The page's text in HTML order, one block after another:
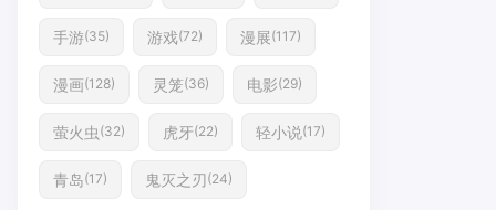
手游(35) 游戏(72) 漫展(117)
漫画(128) 灵笼(36) 电影(29)
萤火虫 (32) 虎牙(22) 轻小说(17)
青岛(17) 鬼灭之刃(24)